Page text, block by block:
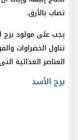
تصاب بالأرق.
يجب على مولود برج
تناول الخضراوات
العناصر الغذائية
برج الأسد